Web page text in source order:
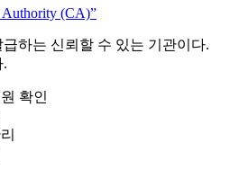
Authority (CA)”
하는 신뢰할 수 있는 기관이다.
.
확인